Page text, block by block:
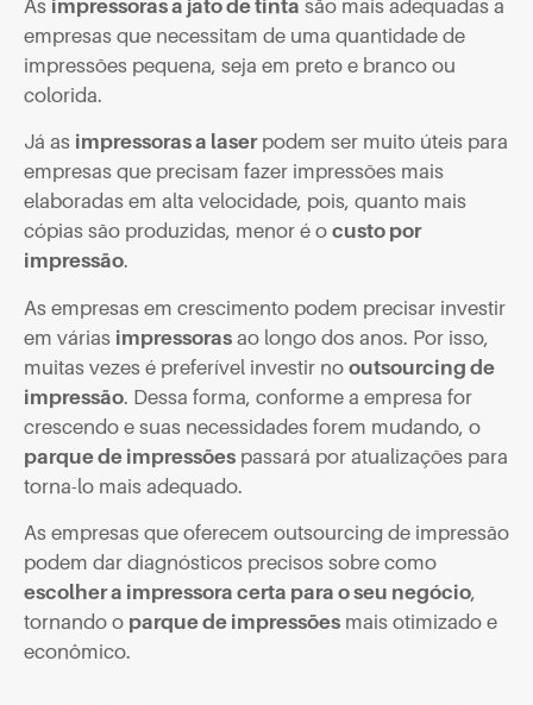
As impressoras a jato de tinta são mais adequadas a
empresas que necessitam de uma quantidade de
impressões pequena, seja em preto e branco ou
colorida.
Já as impressoras a laserpodem ser muito úteis para
empresas que precisam fazer impressões mais
elaboradas em alta velocidade, pois, quanto mais
cópias são produzidas, menor é o custo por
impressão.
As empresas em crescimento podem precisar investir
em várias impressoras ao longo dos anos. Por isso,
muitas vezes é preferível investir no outsourcing de
impressão. Dessa forma, conforme a empresa for
crescendo e suas necessidades forem mudando, o
parque de impressões passará por atualizações para
torna-lo mais adequado.
As empresas que oferecem outsourcing de impressão
podem dar diagnósticos precisos sobre como
escolher a impressora certa para o seu negócio,
tornando o parque de impressões mais otimizado e
econômico.